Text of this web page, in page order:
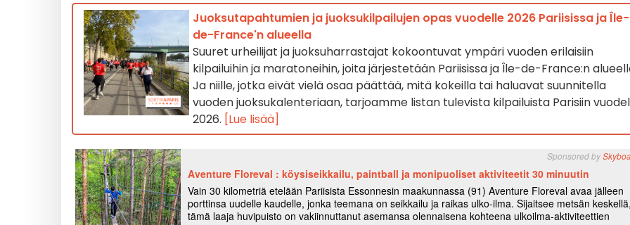
Juoksutapahtumien ja juoksukilpailujen opas vuodelle 2026 Pariisissa ja Île-
de-France'n alueella
Suuret urheilijat ja juoksuharrastajat kokoontuvat ympäri vuoden erilaisiin
kilpailuihin ja maratoneihin, joita järjestetään Pariisissa ja Île-de-France:n
Ja niille, jotka eivät vielä osaa päättää, mitä kokeilla tai haluavat suunnitella
vuoden juoksukalenteriaan, tarjoamme listan tulevista kilpailuista Parisiin
2026. [Lue lisää]